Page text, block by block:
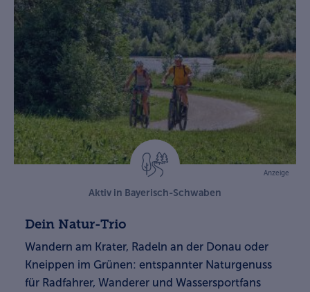
Anzeige
Aktiv in Bayerisch-Schwaben
Dein Natur-Trio
Wandern am Krater, Radeln an der Donau oder
Kneippen im Grünen: entspannter Naturgenuss
für Radfahrer, Wanderer und Wassersportfans